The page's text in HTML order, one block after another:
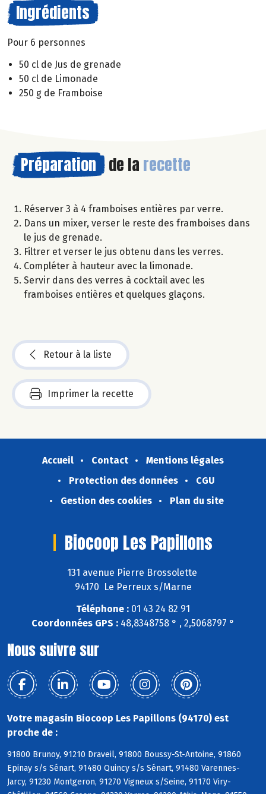
Ingrédients
Pour 6 personnes
50 cl de Jus de grenade
50 cl de Limonade
250 g de Framboise
Préparation de la recette
Réserver 3 à 4 framboises entières par verre.
Dans un mixer, verser le reste des framboises dans
le jus de grenade.
Filtrer et verser le jus obtenu dans les verres.
Compléter à hauteur avec la limonade.
Servir dans des verres à cocktail avec les
framboises entières et quelques glaçons.
Retour à la liste
Imprimer la recette
Accueil Contact
Mentions légales
Protection des données
CGU
Gestion des cookies
Plan du site
Biocoop Les Papillons
131 avenue Pierre Brossolette
94170 Le Perreux s/Marne
Téléphone : 01 43 24 82 91
Coordonnées GPS : 48,8348758 ° , 2,5068797 °
Nous suivre sur
Votre magasin Biocoop Les Papillons (94170) est
proche de :
91800 Brunoy, 91210 Draveil, 91800 Boussy-St-Antoine, 91860
Epinay s/s Sénart, 91480 Quincy s/s Sénart, 91480 Varennes-
Jarcy, 91230 Montgeron, 91270 Vigneux s/Seine, 91170 Viry-